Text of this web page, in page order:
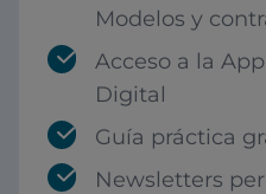
Modelos y
Acceso a la
Digital
Guía práctica
Newsletters